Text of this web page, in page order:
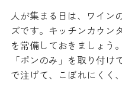
人が集まる日は、ワイン
ズです。キッチンカウン
を常備しておきましょう
「ポンのみ」を取り付
で注げて、こぼれにくく